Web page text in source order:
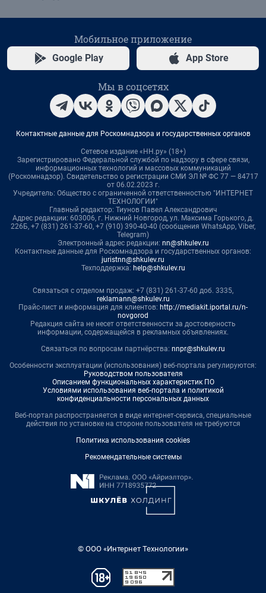
Мобильное приложение
Google Play App Store
Мы в соцсетях
Контактные данные для Роскомнадзора и государственных органов
Сетевое издание «НН.ру» (18+)
Зарегистрировано Федеральной службой по надзору в сфере связи,
информационных технологий и массовых коммуникаций
(Роскомнадзор). Свидетельство о регистрации СМИ ЭЛ № ФС 77 — 84717
от 06.02.2023 г.
Учредитель: Общество с ограниченной ответственностью "ИНТЕРНЕТ
ТЕХНОЛОГИИ"
Главный редактор: Тиунов Павел Александрович
Адрес редакции: 603006, г. Нижний Новгород, ул. Максима Горького, д.
226Б, +7 (831) 261-37-60, +7 (910) 390-40-40 (сообщения WhatsApp, Viber,
Telegram)
Электронный адрес редакции: nn@shkulev.ru
Контактные данные для Роскомнадзора и государственных органов:
juristnn@shkulev.ru
Техподдержка: help@shkulev.ru
Связаться с отделом продаж: +7 (831) 261-37-60 доб. 3335,
reklamann@shkulev.ru
Прайс-лист и информация для клиентов: http://mediakit.iportal.ru/n-
novgorod
Редакция сайта не несет ответственности за достоверность
информации, содержащейся в рекламных объявлениях.
Связаться по вопросам партнёрства: nnpr@shkulev.ru
Особенности эксплуатации (использования) веб-портала регулируются:
Руководством пользователя
Описанием функциональных характеристик ПО
Условиями использования веб-портала и политикой
конфиденциальности персональных данных
Веб-портал распространяется в виде интернет-сервиса, специальные
действия по установке на стороне пользователя не требуются
Политика использования cookies
Рекомендательные системы
© ООО «Интернет Технологии»